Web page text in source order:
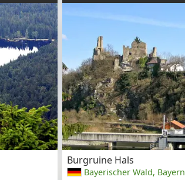
Burgruine Hals
Bayerischer Wald, Bayern